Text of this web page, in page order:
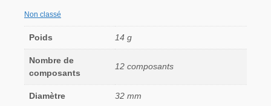
Non classé
Poids 14 g
Nombre de
composants
12 composants
Diamètre 32 mm